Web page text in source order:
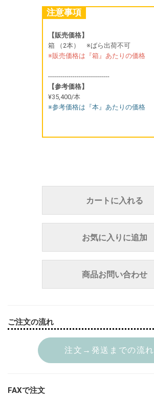
注意事項
【販売価格】
箱 （2本） ※ばら出荷不可
※販売価格は『箱』あたりの価格
------------------------------
【参考価格】
¥35,400/本
※参考価格は『本』あたりの価格
カートに入れる
お気に入りに追加
商品お問い合わせ
ご注文の流れ
注文→発送までの流れ
FAXで注文